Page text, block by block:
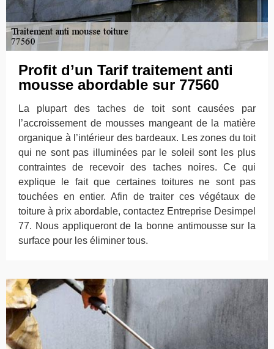
Profit d’un Tarif traitement anti
mousse abordable sur 77560
La plupart des taches de toit sont causées par
l’accroissement de mousses mangeant de la matière
organique à l’intérieur des bardeaux. Les zones du toit
qui ne sont pas illuminées par le soleil sont les plus
contraintes de recevoir des taches noires. Ce qui
explique le fait que certaines toitures ne sont pas
touchées en entier. Afin de traiter ces végétaux de
toiture à prix abordable, contactez Entreprise Desimpel
77. Nous appliqueront de la bonne antimousse sur la
surface pour les éliminer tous.